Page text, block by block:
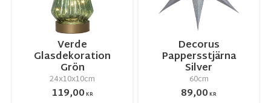
Verde
Glasdekoration
Grön
24x10x10cm
119,00KR
Decorus
Pappersstjärna
Silver
60cm
89,00KR